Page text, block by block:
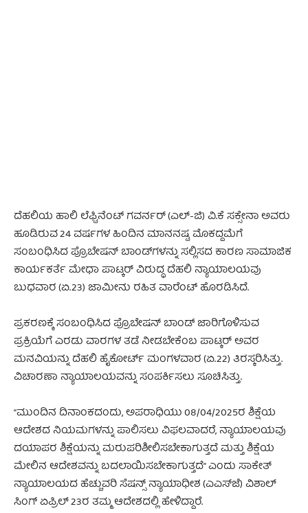
ದೆಹಲಿಯ ಹಾಲಿ ಲೆಫ್ಟಿನೆಂಟ್ ಗವರ್ನರ್ (ಎಲ್-ಜಿ) ವಿ.ಕೆ ಸಕ್ಸೇನಾ ಅವರು
ಹೂಡಿರುವ 24 ವರ್ಷಗಳ ಹಿಂದಿನ ಮಾನನಷ್ಟ ಮೊಕದ್ದಮೆಗೆ
ಸಂಬಂಧಿಸಿದ ಪ್ರೊಬೇಷನ್ ಬಾಂಡ್‌ಗಳನ್ನು ಸಲ್ಲಿಸದ ಕಾರಣ ಸಾಮಾಜಿಕ
ಕಾರ್ಯಕರ್ತೆ ಮೇಧಾ ಪಾಟ್ಕರ್ ವಿರುದ್ಧ ದೆಹಲಿ ನ್ಯಾಯಾಲಯವು
ಬುಧವಾರ (ಏ.23) ಜಾಮೀನು ರಹಿತ ವಾರೆಂಟ್‌ ಹೊರಡಿಸಿದೆ.
ಪ್ರಕರಣಕ್ಕೆ ಸಂಬಂಧಿಸಿದ ಪ್ರೊಬೇಷನ್ ಬಾಂಡ್ ಜಾರಿಗೊಳಿಸುವ
ಪ್ರಕ್ರಿಯೆಗೆ ಎರಡು ವಾರಗಳ ತಡೆ ನೀಡಬೇಕೆಂಬ ಪಾಟ್ಕರ್ ಅವರ
ಮನವಿಯನ್ನು ದೆಹಲಿ ಹೈಕೋರ್ಟ್ ಮಂಗಳವಾರ (ಏ.22) ತಿರಸ್ಕರಿಸಿತ್ತು.
ವಿಚಾರಣಾ ನ್ಯಾಯಾಲಯವನ್ನು ಸಂಪರ್ಕಿಸಲು ಸೂಚಿಸಿತ್ತು.
“ಮುಂದಿನ ದಿನಾಂಕದಂದು, ಅಪರಾಧಿಯು 08/04/2025ರ ಶಿಕ್ಷೆಯ
ಆದೇಶದ ನಿಯಮಗಳನ್ನು ಪಾಲಿಸಲು ವಿಫಲವಾದರೆ, ನ್ಯಾಯಾಲಯವು
ದಯಾಪರ ಶಿಕ್ಷೆಯನ್ನು ಮರುಪರಿಶೀಲಿಸಬೇಕಾಗುತ್ತದೆ ಮತ್ತು ಶಿಕ್ಷೆಯ
ಮೇಲಿನ ಆದೇಶವನ್ನು ಬದಲಾಯಿಸಬೇಕಾಗುತ್ತದೆ” ಎಂದು ಸಾಕೇತ್
ನ್ಯಾಯಾಲಯದ ಹೆಚ್ಚುವರಿ ಸೆಷನ್ಸ್ ನ್ಯಾಯಾಧೀಶ (ಎಎಸ್‌ಜೆ) ವಿಶಾಲ್
ಸಿಂಗ್ ಏಪ್ರಿಲ್ 23ರ ತಮ್ಮ ಆದೇಶದಲ್ಲಿ ಹೇಳಿದ್ದಾರೆ.